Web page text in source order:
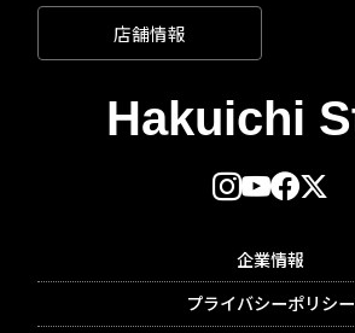
■関連記事
縁起物の動物に宿る願い。
店舗情報
企業情報
プライバシーポリシー